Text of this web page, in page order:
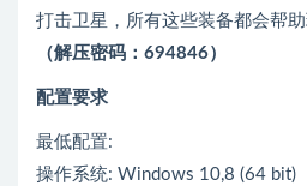
打击卫星，所有这些装备都会帮助
（解压密码：694846）
配置要求
最低配置:
操作系统: Windows 10,8 (64 bit)